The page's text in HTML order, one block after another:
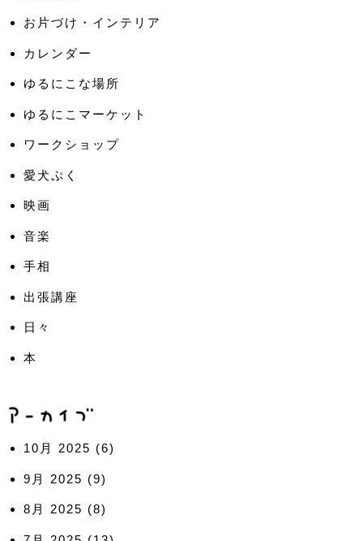
お片づけ・インテリア
カレンダー
ゆるにこな場所
ゆるにこマーケット
ワークショップ
愛犬ぷく
映画
音楽
手相
出張講座
日々
本
10月 2025 (6)
9月 2025 (9)
8月 2025 (8)